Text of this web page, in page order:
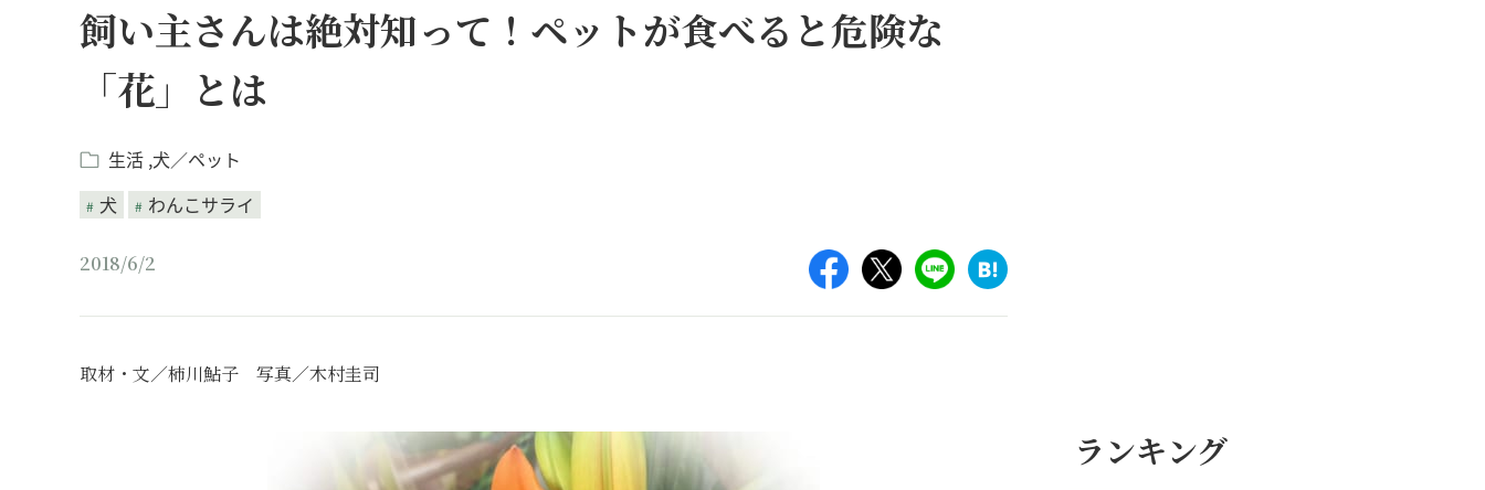
飼い主さんは絶対知って！ペットが食べると危険な
「花」とは
生活 犬／ペット
犬
わんこサライ
2018/6/2
取材・文／柿川鮎子 写真／木村圭司
ランキング